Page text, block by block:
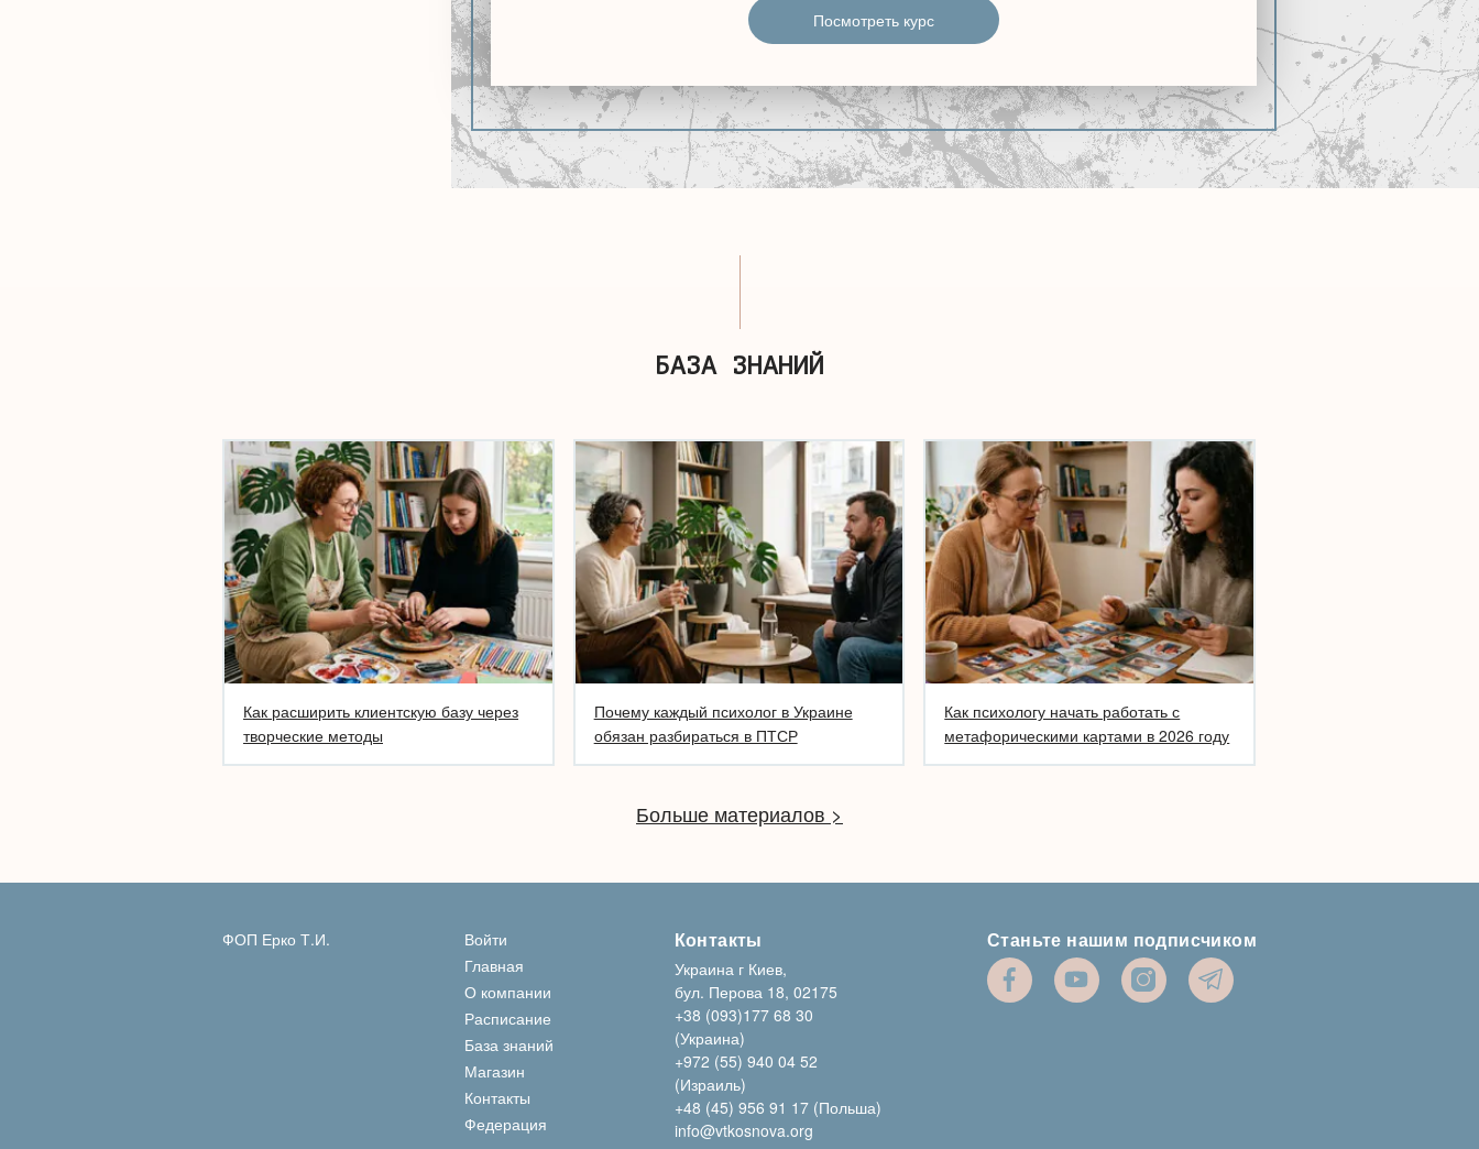
Посмотреть курс
БАЗА ЗНАНИЙ
Как расширить клиентскую базу через
творческие методы
Почему каждый психолог в Украине
обязан разбираться в ПТСР
Как психологу начать работать с
метафорическими картами в 2026 году
Больше материалов >
ФОП Ерко Т.И.
Войти
Главная
О компании
Расписание
База знаний
Магазин
Контакты
Федерация
Контакты
Украина г Киев,
бул. Перова 18, 02175
+38 (093)177 68 30
(Украина)
+972 (55) 940 04 52
(Израиль)
+48 (45) 956 91 17 (Польша)
info@vtkosnova.org
Станьте нашим подписчиком